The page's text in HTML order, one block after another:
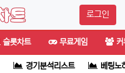
로그인
슬롯차트 무료게임
경기분석리스트 베팅노